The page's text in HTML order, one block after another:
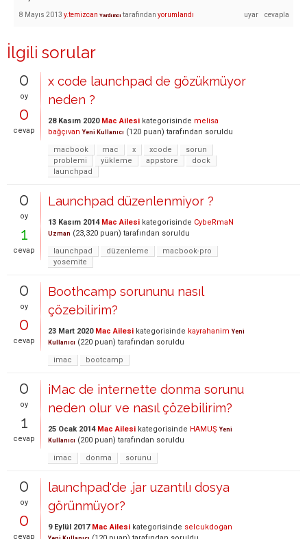
8 Mayıs 2013 y.temizcan Yardımcı tarafından yorumlandı
İlgili sorular
0
oy
0
cevap
x code launchpad de gözükmüyor
neden ?
28 Kasım 2020 Mac Ailesi kategorisinde melisa
bağçıvan Yeni Kullanıcı (120 puan) tarafından soruldu
macbook
mac x xcode
sorun
problemi
yükleme appstore
dock
launchpad
0
oy
1
cevap
Launchpad düzenlenmiyor ?
13 Kasım 2014 Mac Ailesi kategorisinde CybeRmaN
Uzman (23,320 puan) tarafından soruldu
launchpad
düzenleme
macbook-pro
yosemite
0
oy
0
cevap
Boothcamp sorununu nasıl
çözebilirim?
23 Mart 2020 Mac Ailesi kategorisinde kayrahanim Yeni
Kullanıcı (220 puan) tarafından soruldu
imac
bootcamp
0
oy
1
cevap
iMac de internette donma sorunu
neden olur ve nasıl çözebilirim?
25 Ocak 2014 Mac Ailesi kategorisinde HAMUŞ Yeni
Kullanıcı (200 puan) tarafından soruldu
imac
donma sorunu
0
oy
0
cevap
launchpad'de .jar uzantılı dosya
görünmüyor?
9 Eylül 2017 Mac Ailesi kategorisinde selcukdogan